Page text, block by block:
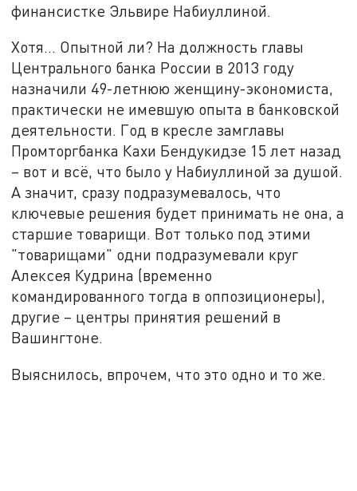
финансистке Эльвире Набиуллиной.
Хотя… Опытной ли? На должность главы
Центрального банка России в 2013 году
назначили 49-летнюю женщину-экономиста,
практически не имевшую опыта в банковской
деятельности. Год в кресле замглавы
Промторгбанка Кахи Бендукидзе 15 лет назад
– вот и всё, что было у Набиуллиной за душой.
А значит, сразу подразумевалось, что
ключевые решения будет принимать не она, а
старшие товарищи. Вот только под этими
"товарищами" одни подразумевали круг
Алексея Кудрина (временно
командированного тогда в оппозиционеры),
другие – центры принятия решений в
Вашингтоне.
Выяснилось, впрочем, что это одно и то же.